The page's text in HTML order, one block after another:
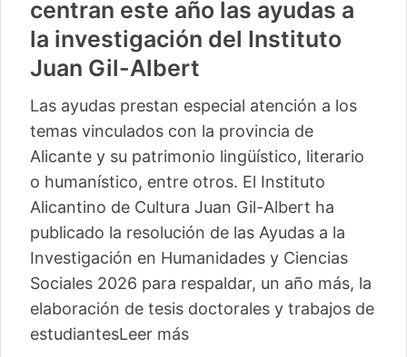
centran este año las ayudas a
la investigación del Instituto
Juan Gil-Albert
Las ayudas prestan especial atención a los
temas vinculados con la provincia de
Alicante y su patrimonio lingüístico, literario
o humanístico, entre otros. El Instituto
Alicantino de Cultura Juan Gil-Albert ha
publicado la resolución de las Ayudas a la
Investigación en Humanidades y Ciencias
Sociales 2026 para respaldar, un año más, la
elaboración de tesis doctorales y trabajos de
estudiantesLeer más